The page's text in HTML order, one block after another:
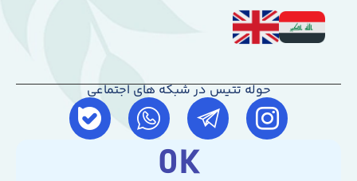
حوله تتیس در شبکه های اجتماعی
K
0